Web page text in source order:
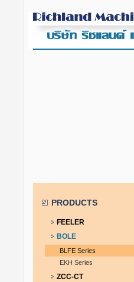
PRODUCTS
FEELER
BOLE
BLFE Series
EKH Series
ZCC-CT